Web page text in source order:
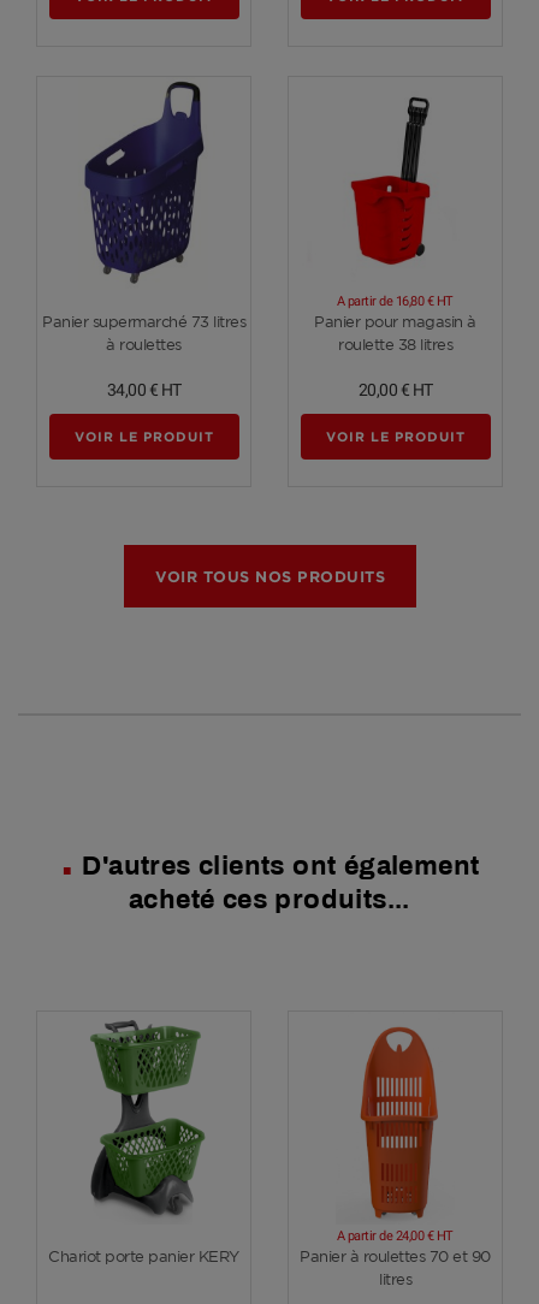
Voir plus
Panier supermarché 73 litres
à roulettes
34,00 € HT
VOIR LE PRODUIT
Voir plus
Panier pour magasin à
roulette 38 litres
A partir de 16,80 € HT
20,00 € HT
VOIR LE PRODUIT
VOIR TOUS NOS PRODUITS
D'autres clients ont également
acheté ces produits...
Voir plus
Chariot porte panier KERY Voir plus
Panier à roulettes 70 et 90
litres
A partir de24,00 € HT